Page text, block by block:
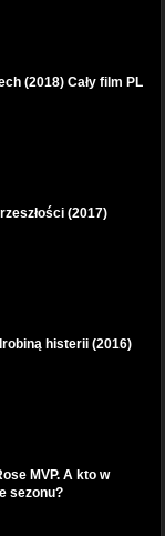
(2018) Cały film PL
(2017)
histerii (2016)
MVP. A kto w
sezonu?